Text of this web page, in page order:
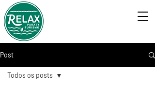
Post
Todos os posts